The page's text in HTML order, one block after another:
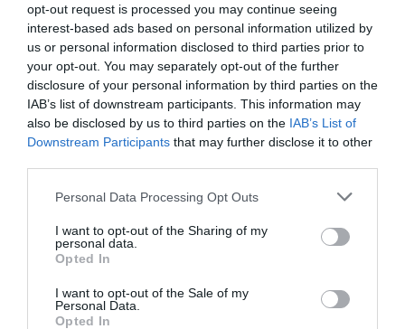
opt-out request is processed you may continue seeing
interest-based ads based on personal information utilized by
us or personal information disclosed to third parties prior to
your opt-out. You may separately opt-out of the further
disclosure of your personal information by third parties on the
IAB’s list of downstream participants. This information may
also be disclosed by us to third parties on the IAB’s List of
Downstream Participants that may further disclose it to other
Please note that this website/app uses one or more Google
not limited to your visit or usage behaviour. You may click to
grant or deny consent to Google and its third-party tags to
use your data for below specified purposes in below Google
consent section.
Personal Data Processing Opt Outs
I want to opt-out of the Sharing of my
personal data.
Opted In
I want to opt-out of the Sale of my
Personal Data.
Opted In
Értékelések Értékeld Te is
4.7
Összesen 6
5 4
2
3 0
2 0
1 0
rendszeresebben látogattuk